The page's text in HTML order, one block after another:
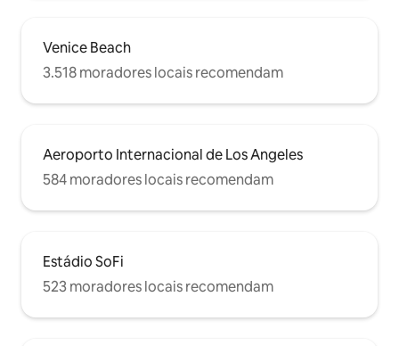
Venice Beach
3.518 moradores locais recomendam
Aeroporto Internacional de Los Angeles
584 moradores locais recomendam
Estádio SoFi
523 moradores locais recomendam